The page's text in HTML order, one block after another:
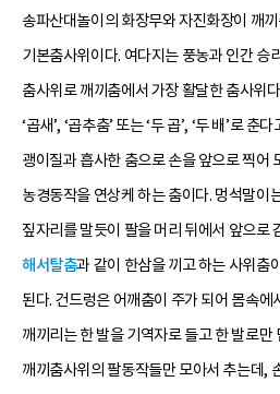
송파산대놀이의 화장무와 자진화장이 깨
기본춤사위이다. 여다지는 풍농과 인간 승
춤사위로 깨끼춤에서 가장 활달한 춤사위
‘곱새’, ‘곱추춤’ 또는 ‘두 곱’, ‘두 배’로
괭이질과 흡사한 춤으로 손을 앞으로 찍어
농경동작을 연상케 하는 춤이다. 멍석말이
짚자리를 말듯이 팔을 머리 뒤에서 앞으로
해서탈춤과 같이 한삼을 끼고 하는 사위춤
된다. 건드렁은 어깨춤이 주가 되어 몸속에
깨끼리는 한 발을 기역자로 들고 한 발로만
깨끼춤사위의 팔동작들만 모아서 추는데,